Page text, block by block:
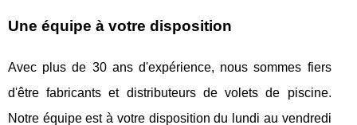
Une équipe à votre disposition
Avec plus de 30 ans d'expérience, nous sommes fiers
d'être fabricants et distributeurs de volets de piscine.
Notre équipe est à votre disposition du lundi au vendredi